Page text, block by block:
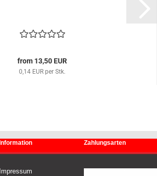
from 13,50 EUR
0,14 EUR per Stk.
Information Zahlungsarten
Impressum